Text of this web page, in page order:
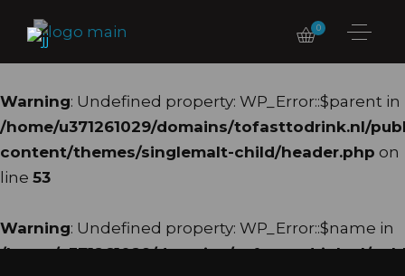
0
Warning: Undefined property: WP_Error::$parent in
/home/u371261029/domains/tofasttodrink.nl/
content/themes/singlemalt-child/header.php on
line 53
Warning: Undefined property: WP_Error::$name in
/home/u371261029/domains/tofasttodrink.nl/